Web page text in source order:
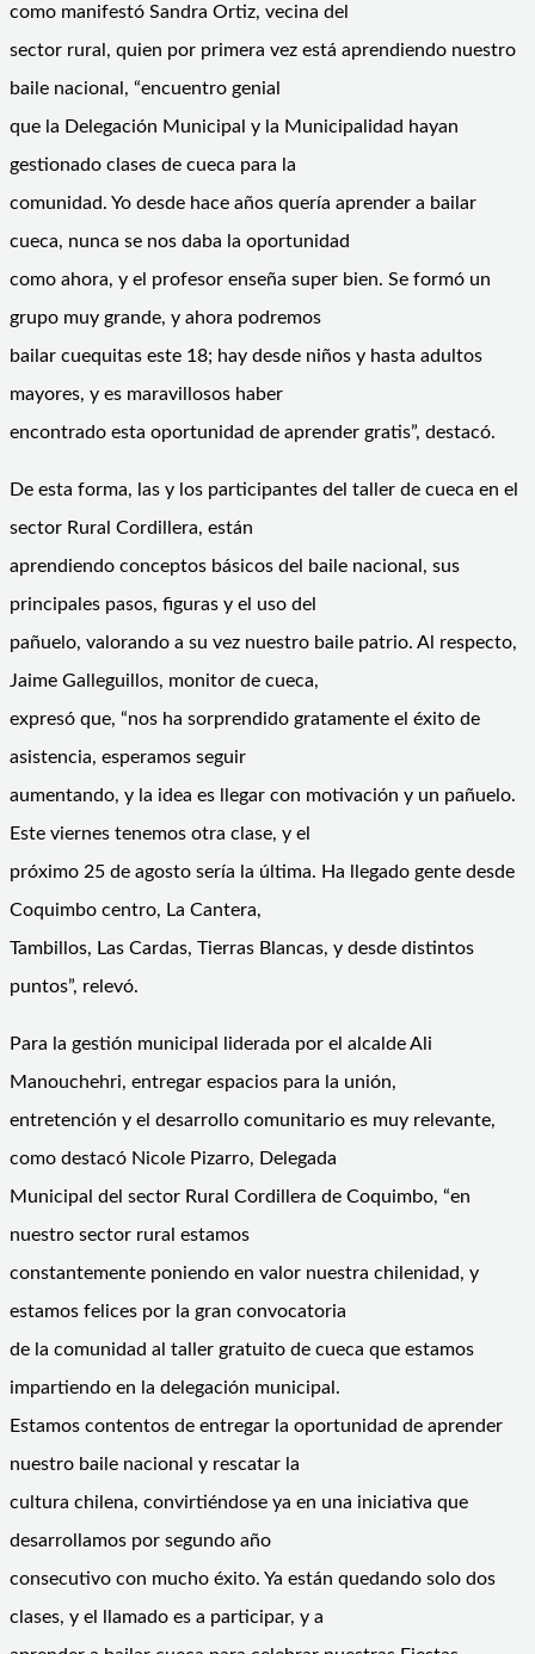
como manifestó Sandra Ortiz, vecina del
sector rural, quien por primera vez está aprendiendo nuestro
baile nacional, “encuentro genial
que la Delegación Municipal y la Municipalidad hayan
gestionado clases de cueca para la
comunidad. Yo desde hace años quería aprender a bailar
cueca, nunca se nos daba la oportunidad
como ahora, y el profesor enseña super bien. Se formó un
grupo muy grande, y ahora podremos
bailar cuequitas este 18; hay desde niños y hasta adultos
mayores, y es maravillosos haber
encontrado esta oportunidad de aprender gratis”, destacó.
De esta forma, las y los participantes del taller de cueca en el
sector Rural Cordillera, están
aprendiendo conceptos básicos del baile nacional, sus
principales pasos, figuras y el uso del
pañuelo, valorando a su vez nuestro baile patrio. Al respecto,
Jaime Galleguillos, monitor de cueca,
expresó que, “nos ha sorprendido gratamente el éxito de
asistencia, esperamos seguir
aumentando, y la idea es llegar con motivación y un pañuelo.
Este viernes tenemos otra clase, y el
próximo 25 de agosto sería la última. Ha llegado gente desde
Coquimbo centro, La Cantera,
Tambillos, Las Cardas, Tierras Blancas, y desde distintos
puntos”, relevó.
Para la gestión municipal liderada por el alcalde Ali
Manouchehri, entregar espacios para la unión,
entretención y el desarrollo comunitario es muy relevante,
como destacó Nicole Pizarro, Delegada
Municipal del sector Rural Cordillera de Coquimbo, “en
nuestro sector rural estamos
constantemente poniendo en valor nuestra chilenidad, y
estamos felices por la gran convocatoria
de la comunidad al taller gratuito de cueca que estamos
impartiendo en la delegación municipal.
Estamos contentos de entregar la oportunidad de aprender
nuestro baile nacional y rescatar la
cultura chilena, convirtiéndose ya en una iniciativa que
desarrollamos por segundo año
consecutivo con mucho éxito. Ya están quedando solo dos
clases, y el llamado es a participar, y a